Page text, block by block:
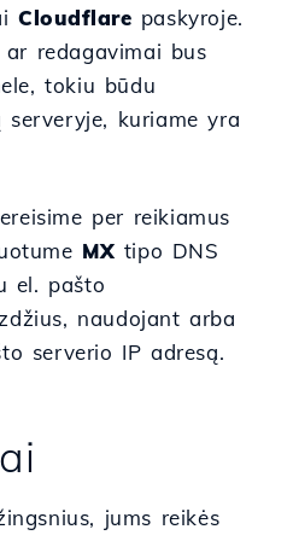
Cloudflare paskyroje.
redagavimai bus
tokiu būdu
kuriame yra
per reikiamus
MX tipo DNS
el. pašto
naudojant arba
serverio IP adresą.
jums reikės